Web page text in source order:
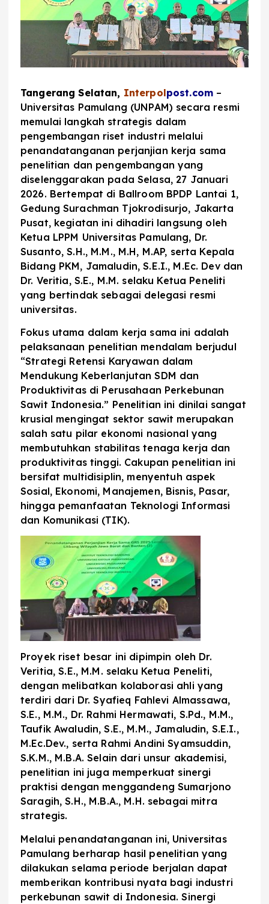
Tangerang Selatan, Interpolpost.com –
Universitas Pamulang (UNPAM) secara resmi
memulai langkah strategis dalam
pengembangan riset industri melalui
penandatanganan perjanjian kerja sama
penelitian dan pengembangan yang
diselenggarakan pada Selasa, 27 Januari
2026. Bertempat di Ballroom BPDP Lantai 1,
Gedung Surachman Tjokrodisurjo, Jakarta
Pusat, kegiatan ini dihadiri langsung oleh
Ketua LPPM Universitas Pamulang, Dr.
Susanto, S.H., M.M., M.H, M.AP, serta Kepala
Bidang PKM, Jamaludin, S.E.I., M.Ec. Dev dan
Dr. Veritia, S.E., M.M. selaku Ketua Peneliti
yang bertindak sebagai delegasi resmi
universitas.
Fokus utama dalam kerja sama ini adalah
pelaksanaan penelitian mendalam berjudul
“Strategi Retensi Karyawan dalam
Mendukung Keberlanjutan SDM dan
Produktivitas di Perusahaan Perkebunan
Sawit Indonesia.” Penelitian ini dinilai sangat
krusial mengingat sektor sawit merupakan
salah satu pilar ekonomi nasional yang
membutuhkan stabilitas tenaga kerja dan
produktivitas tinggi. Cakupan penelitian ini
bersifat multidisiplin, menyentuh aspek
Sosial, Ekonomi, Manajemen, Bisnis, Pasar,
hingga pemanfaatan Teknologi Informasi
dan Komunikasi (TIK).
Proyek riset besar ini dipimpin oleh Dr.
Veritia, S.E., M.M. selaku Ketua Peneliti,
dengan melibatkan kolaborasi ahli yang
terdiri dari Dr. Syafieq Fahlevi Almassawa,
S.E., M.M., Dr. Rahmi Hermawati, S.Pd., M.M.,
Taufik Awaludin, S.E., M.M., Jamaludin, S.E.I.,
M.Ec.Dev., serta Rahmi Andini Syamsuddin,
S.K.M., M.B.A. Selain dari unsur akademisi,
penelitian ini juga memperkuat sinergi
praktisi dengan menggandeng Sumarjono
Saragih, S.H., M.B.A., M.H. sebagai mitra
strategis.
Melalui penandatanganan ini, Universitas
Pamulang berharap hasil penelitian yang
dilakukan selama periode berjalan dapat
memberikan kontribusi nyata bagi industri
perkebunan sawit di Indonesia. Sinergi